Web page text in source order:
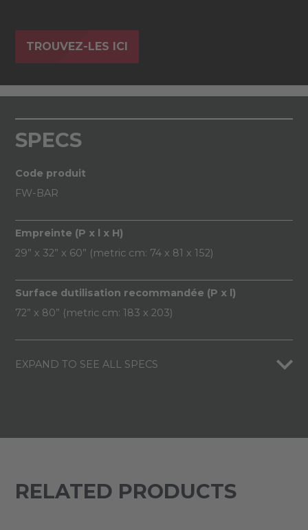
TROUVEZ-LES ICI
SPECS
Code produit
FW-BAR
Empreinte (P x l x H)
29” x 32” x 60” (metric cm: 74 x 81 x 152)
Surface dutilisation recommandée (P x l)
72” x 80” (metric cm: 183 x 203)
EXPAND TO SEE ALL SPECS
RELATED PRODUCTS